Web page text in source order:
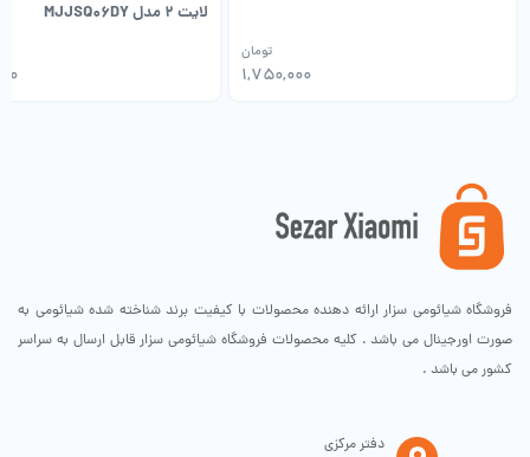
می توانید تمام شب را با رطوبت ساز روشن بخوابید. جالب است بدانید که
قسمت های اصلی مخزن و بدنه آب از مواد حاوی یون های نقره ساخته شده
۱,۷۵۰,۰۰۰
تومان
لایت 2 مدل MJJSQ06DY
فروشگاه شیائومی سزار ارائه دهنده محصولات با کیفیت برند شناخته شده شیائومی به
صورت اورجینال می باشد . کلیه محصولات فروشگاه شیائومی سزار قابل ارسال به سراسر
کشور می باشد .
دفتر مرکزی